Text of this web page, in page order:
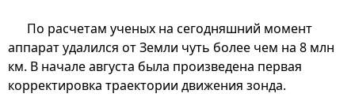
По расчетам ученых на сегодняшний момент
аппарат удалился от Земли чуть более чем на 8 млн
км. В начале августа была произведена первая
корректировка траектории движения зонда.